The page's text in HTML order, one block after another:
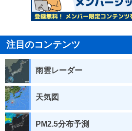
注目のコンテンツ
雨雲レーダー
天気図
PM2.5分布予測